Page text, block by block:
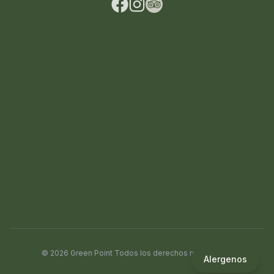
Alergenos
© 2026 Green Point Todos los derechos reservados.